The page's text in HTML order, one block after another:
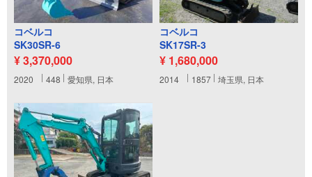
コベルコ
SK30SR-6
¥ 3,370,000
2020 448 愛知県, 日本
コベルコ
SK17SR-3
¥ 1,680,000
2014 1857 埼玉県, 日本